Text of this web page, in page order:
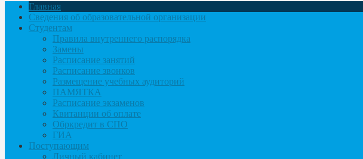
Главная
Сведения об образовательной организации
Студентам
Правила внутреннего распорядка
Замены
Расписание занятий
Расписание звонков
Размещение учебных аудиторий
ПАМЯТКА
Расписание экзаменов
Квитанции об оплате
Обркредит в СПО
ГИА
Поступающим
Личный кабинет